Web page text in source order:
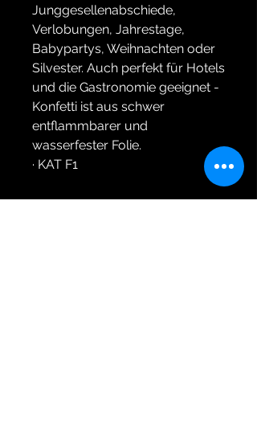
Junggesellenabschiede,
Verlobungen, Jahrestage,
Babypartys, Weihnachten oder
Silvester. Auch perfekt für Hotels
und die Gastronomie geeignet -
Konfetti ist aus schwer
entflammbarer und
wasserfester Folie.
· KAT F1